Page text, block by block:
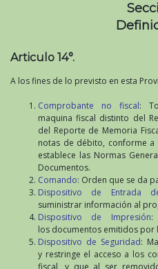
Articulo 14°.
A los fines de lo previsto en esta
Comprobante no fiscal:
maquina fiscal distinto del
del Reporte de Memoria
notas de débito, conforme
establece las Normas
Documentos.
Comando: Orden que se da
Dispositivo de Entrada
suministrar información al
Dispositivo de Impresión:
los documentos emitidos por
Dispositivo de Seguridad:
y restringe el acceso a los
fiscal, y que al ser